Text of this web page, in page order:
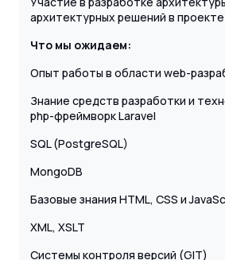
архитектурных решений в проекте
Что мы ожидаем:
Опыт работы в области web-
Знание средств разработки и
php-фреймворк Laravel
SQL (PostgreSQL)
MongoDB
Базовые знания HTML, CSS и
XML, XSLT
Системы контроля версий (GIT)